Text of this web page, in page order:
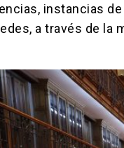
instancias de
a través de la